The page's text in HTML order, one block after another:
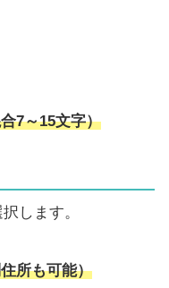
7～15文字）
します。
所も可能）